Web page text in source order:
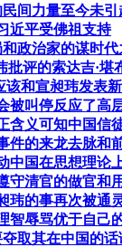
间力量至今未
近平受佛祖支持
政治家的谋时代
评的索达吉·堪
该和宣昶玮发表
被叫停反应了高
含义可知中国信
件的来龙去脉和
中国在思想理论
守清官的做官和
玮的事再次被通
智辱骂优于自己
取其在中国的话